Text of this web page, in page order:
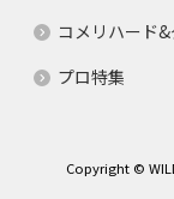
コメリハード
プロ特集
Copyright ©